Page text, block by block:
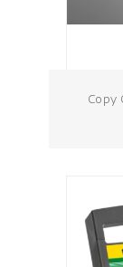
Copy